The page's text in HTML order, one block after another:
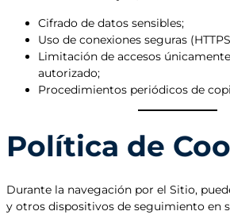
Cifrado de datos sensibles;
Uso de conexiones seguras
Limitación de accesos
autorizado;
Procedimientos periódicos de
Política de
Durante la navegación por el Sitio,
y otros dispositivos de seguimiento en